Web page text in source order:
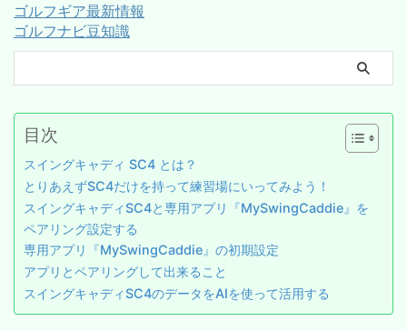
ゴルフギア最新情報
ゴルフナビ豆知識
目次
スイングキャディ SC4 とは？
とりあえずSC4だけを持って練習場にいってみよう！
スイングキャディSC4と専用アプリ『MySwingCaddie』を
ペアリング設定する
専用アプリ『MySwingCaddie』の初期設定
アプリとペアリングして出来ること
スイングキャディSC4のデータをAIを使って活用する